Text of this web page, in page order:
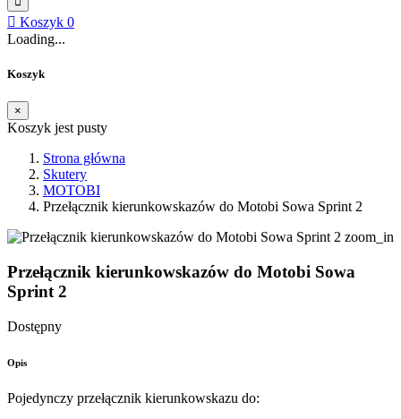
Koszyk 0
Loading...
Koszyk
×
Koszyk jest pusty
Strona główna
Skutery
MOTOBI
Przełącznik kierunkowskazów do Motobi Sowa Sprint 2
zoom_in
Przełącznik kierunkowskazów do Motobi Sowa
Sprint 2
Dostępny
Opis
Pojedynczy przełącznik kierunkowskazu do: